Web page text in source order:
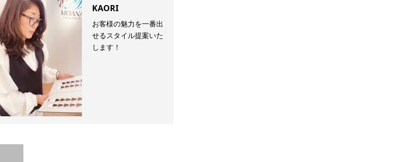
KAORI
お客様の魅力を一番出
せるスタイル提案いた
します！